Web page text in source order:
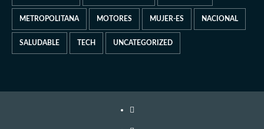
METROPOLITANA MOTORES MUJER-ES NACIONAL
SALUDABLE TECH UNCATEGORIZED